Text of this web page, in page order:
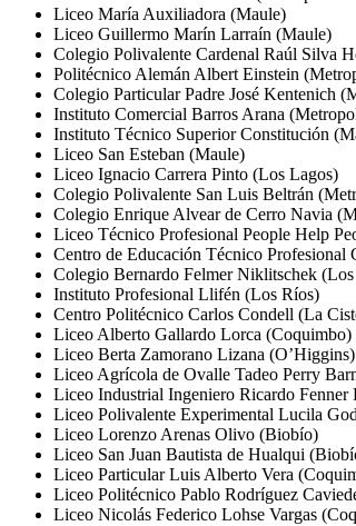
Liceo María Auxiliadora (Maule)
Liceo Guillermo Marín Larraín (Maule)
Colegio Polivalente Cardenal Raúl Silva
Politécnico Alemán Albert Einstein
Colegio Particular Padre José Kentenich
Instituto Comercial Barros Arana
Instituto Técnico Superior Constitución
Liceo San Esteban (Maule)
Liceo Ignacio Carrera Pinto (Los Lagos)
Colegio Polivalente San Luis Beltrán
Colegio Enrique Alvear de Cerro Navia
Liceo Técnico Profesional People Help
Centro de Educación Técnico Profesional
Colegio Bernardo Felmer Niklitschek
Instituto Profesional Llifén (Los Ríos)
Centro Politécnico Carlos Condell (La
Liceo Alberto Gallardo Lorca (Coquimbo)
Liceo Berta Zamorano Lizana (O’Higgins)
Liceo Agrícola de Ovalle Tadeo Perry
Liceo Industrial Ingeniero Ricardo Fenner
Liceo Polivalente Experimental Lucila
Liceo Lorenzo Arenas Olivo (Biobío)
Liceo San Juan Bautista de Hualqui
Liceo Particular Luis Alberto Vera
Liceo Politécnico Pablo Rodríguez
Liceo Nicolás Federico Lohse Vargas